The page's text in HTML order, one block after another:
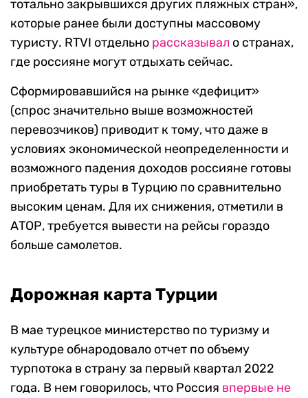
тотально закрывшихся других пляжных стран»,
которые ранее были доступны массовому
туристу. RTVI отдельно рассказывал о странах,
где россияне могут отдыхать сейчас.
Сформировавшийся на рынке «дефицит»
(спрос значительно выше возможностей
перевозчиков) приводит к тому, что даже в
условиях экономической неопределенности и
возможного падения доходов россияне готовы
приобретать туры в Турцию по сравнительно
высоким ценам. Для их снижения, отметили в
АТОР, требуется вывести на рейсы гораздо
больше самолетов.
Дорожная карта Турции
В мае турецкое министерство по туризму и
культуре обнародовало отчет по объему
турпотока в страну за первый квартал 2022
года. В нем говорилось, что Россия впервые не